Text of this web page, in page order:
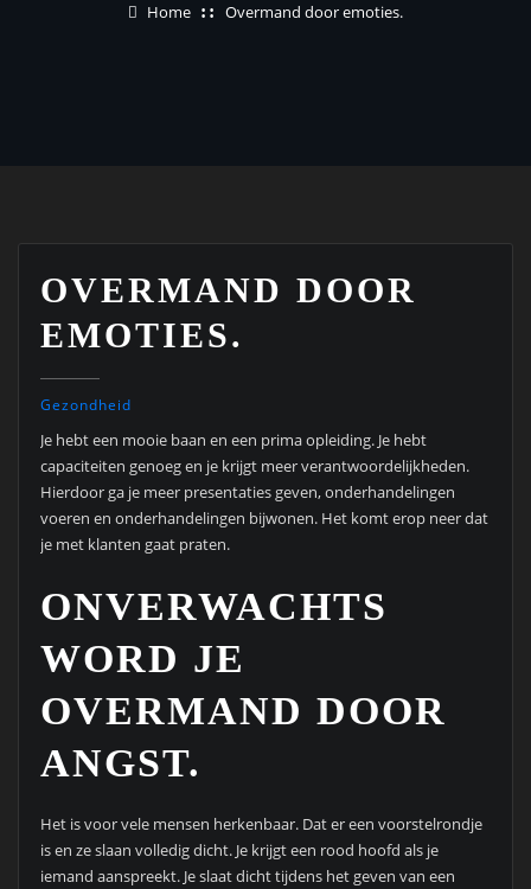
Home Overmand door emoties.
OVERMAND DOOR
EMOTIES.
Gezondheid
Je hebt een mooie baan en een prima opleiding. Je hebt
capaciteiten genoeg en je krijgt meer verantwoordelijkheden.
Hierdoor ga je meer presentaties geven, onderhandelingen
voeren en onderhandelingen bijwonen. Het komt erop neer dat
je met klanten gaat praten.
ONVERWACHTS
WORD JE
OVERMAND DOOR
ANGST.
Het is voor vele mensen herkenbaar. Dat er een voorstelrondje
is en ze slaan volledig dicht. Je krijgt een rood hoofd als je
iemand aanspreekt. Je slaat dicht tijdens het geven van een